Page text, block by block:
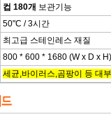
컵 180개 보관기능
50"C / 3시간
최고급 스테인레스 재질
800 * 600 * 1680 (W x D x H)
세균,바이러스,곰팡이 등 대